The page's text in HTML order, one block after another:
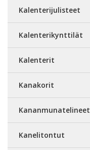
Kalenterijulisteet
Kalenterikynttilät
Kalenterit
Kanakorit
Kananmunatelineet
Kanelitontut